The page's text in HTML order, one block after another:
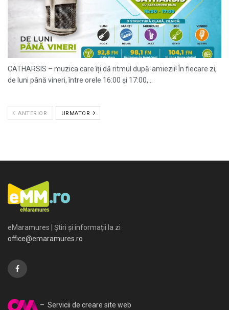
CATHARSIS – muzica care îți dă ritmul după-amiezii! În fiecare zi,
de luni până vineri, între orele 16:00 și 17:00,...
ANTERIOR URMATOR
eMaramures | Știri și informații la zi
office@emaramures.ro
– Servicii de creare site web